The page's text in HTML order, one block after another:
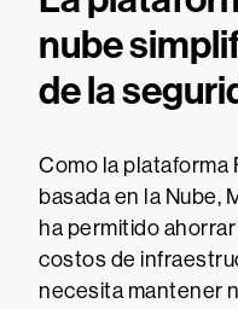
nube
de la
Como la plataforma
basada en la Nube,
ha permitido
costos de
necesita mantener